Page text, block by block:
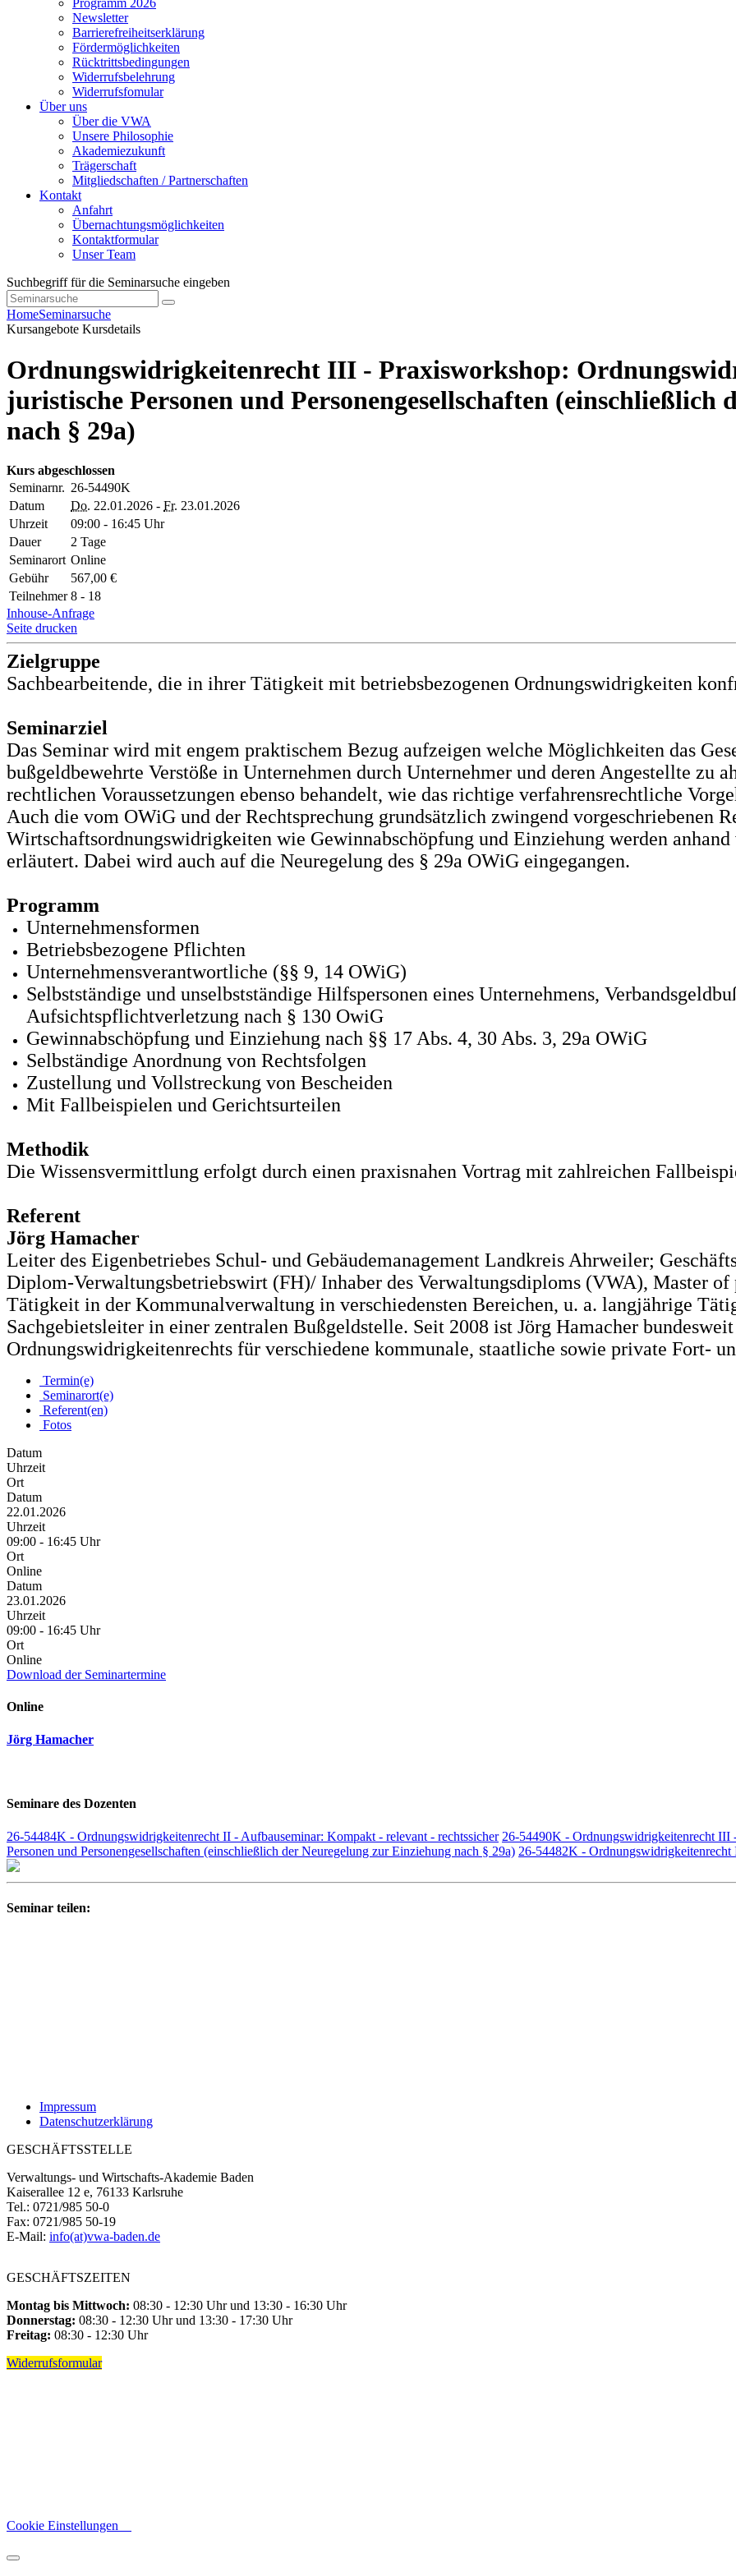
Programm 2026
Newsletter
Barrierefreiheitserklärung
Fördermöglichkeiten
Rücktrittsbedingungen
Widerrufsbelehrung
Widerrufsfomular
Über uns
Über die VWA
Unsere Philosophie
Akademiezukunft
Trägerschaft
Mitgliedschaften / Partnerschaften
Kontakt
Anfahrt
Übernachtungsmöglichkeiten
Kontaktformular
Unser Team
Suchbegriff für die Seminarsuche eingeben
HomeSeminarsuche
Kursangebote Kursdetails
Ordnungswidrigkeitenrecht III - Praxisworkshop:
juristische Personen und Personengesellschaften (einschließlich
nach § 29a)
Kurs abgeschlossen
Seminarnr. 26-54490K
Datum
Do. 22.01.2026 - Fr. 23.01.2026
Uhrzeit
09:00 - 16:45 Uhr
Dauer
2 Tage
Seminarort Online
Gebühr
567,00 €
Teilnehmer 8 - 18
Inhouse-Anfrage
Seite drucken
Zielgruppe
Sachbearbeitende, die in ihrer Tätigkeit mit betriebsbezogenen Ordnungswidrigkeiten
Seminarziel
Das Seminar wird mit engem praktischem Bezug aufzeigen welche Möglichkeiten das
bußgeldbewehrte Verstöße in Unternehmen durch Unternehmer und deren Angestellte zu
rechtlichen Voraussetzungen ebenso behandelt, wie das richtige verfahrensrechtliche
Auch die vom OWiG und der Rechtsprechung grundsätzlich zwingend vorgeschriebenen
Wirtschaftsordnungswidrigkeiten wie Gewinnabschöpfung und Einziehung werden
erläutert. Dabei wird auch auf die Neuregelung des § 29a OWiG eingegangen.
Programm
Unternehmensformen
Betriebsbezogene Pflichten
Unternehmensverantwortliche (§§ 9, 14 OWiG)
Selbstständige und unselbstständige Hilfspersonen eines Unternehmens,
Aufsichtspflichtverletzung nach § 130 OwiG
Gewinnabschöpfung und Einziehung nach §§ 17 Abs. 4, 30 Abs. 3, 29a OWiG
Selbständige Anordnung von Rechtsfolgen
Zustellung und Vollstreckung von Bescheiden
Mit Fallbeispielen und Gerichtsurteilen
Methodik
Die Wissensvermittlung erfolgt durch einen praxisnahen Vortrag mit zahlreichen
Referent
Jörg Hamacher
Leiter des Eigenbetriebes Schul- und Gebäudemanagement Landkreis Ahrweiler;
Diplom-Verwaltungsbetriebswirt (FH)/ Inhaber des Verwaltungsdiploms (VWA), Master
Tätigkeit in der Kommunalverwaltung in verschiedensten Bereichen, u. a. langjährige
Sachgebietsleiter in einer zentralen Bußgeldstelle. Seit 2008 ist Jörg Hamacher
Ordnungswidrigkeitenrechts für verschiedene kommunale, staatliche sowie private Fort-
Termin(e)
Seminarort(e)
Referent(en)
Fotos
Datum
Uhrzeit
Ort
Datum
22.01.2026
Uhrzeit
09:00 - 16:45 Uhr
Ort
Online
Datum
23.01.2026
Uhrzeit
09:00 - 16:45 Uhr
Ort
Online
Download der Seminartermine
Online
Jörg Hamacher
Seminare des Dozenten
26-54484K - Ordnungswidrigkeitenrecht II - Aufbauseminar: Kompakt - relevant - rechtssicher 26-54490K - Ordnungswidrigkeitenrecht III
Personen und Personengesellschaften (einschließlich der Neuregelung zur Einziehung nach § 29a) 26-54482K - Ordnungswidrigkeitenrecht
Seminar teilen:
Impressum
Datenschutzerklärung
GESCHÄFTSSTELLE
Verwaltungs- und Wirtschafts-Akademie Baden
Kaiserallee 12 e, 76133 Karlsruhe
Tel.: 0721/985 50-0
Fax: 0721/985 50-19
E-Mail: info(at)vwa-baden.de
GESCHÄFTSZEITEN
Montag bis Mittwoch: 08:30 - 12:30 Uhr und 13:30 - 16:30 Uhr
Donnerstag: 08:30 - 12:30 Uhr und 13:30 - 17:30 Uhr
Freitag: 08:30 - 12:30 Uhr
Widerrufsformular
Cookie Einstellungen